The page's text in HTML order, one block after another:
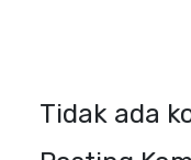
Tidak ada